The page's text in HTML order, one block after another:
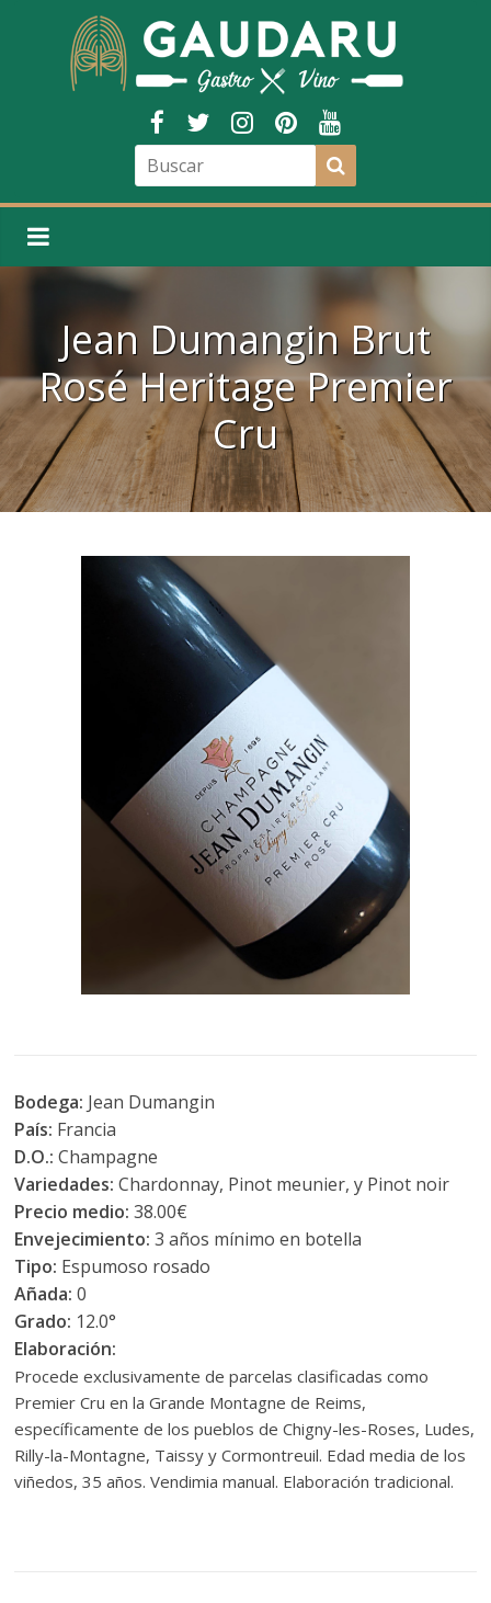
Jean Dumangin Brut
Rosé Heritage Premier
Cru
Bodega: Jean Dumangin
País: Francia
D.O.:Champagne
Variedades: Chardonnay, Pinot meunier, y Pinot noir
Precio medio: 38.00€
Envejecimiento: 3 años mínimo en botella
Tipo: Espumoso rosado
Añada:0
Grado: 12.0°
Elaboración:
Procede exclusivamente de parcelas clasificadas como
Premier Cru en la Grande Montagne de Reims,
específicamente de los pueblos de Chigny-les-Roses, Ludes,
Rilly-la-Montagne, Taissy y Cormontreuil. Edad media de los
viñedos, 35 años. Vendimia manual. Elaboración tradicional.